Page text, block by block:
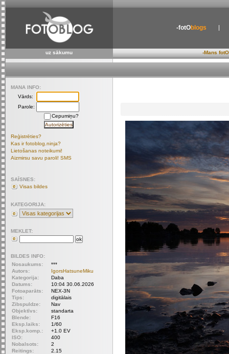
-fotOblogs
uz sākumu -Mans
MANA INFO:
Vārds:
Parole:
Cepumiņu?
Reģistrēties?
Kas ir fotoblog.ninja?
Lietošanas noteikumi!
Aizmirsu savu paroli! SMS
SAĪSNES:
Visas bildes
KATEGORIJA:
MEKLET:
BILDES INFO:
Nosaukums:
***
Autors:
IgorsHatsuneMiku
Kategorija:
Daba
Datums:
10:04 30.06.2026
Fotoaparāts:
NEX-3N
Tips:
digitālais
Zibspuldze:
Nav
Objektīvs:
standarta
Blende:
F16
Eksp.laiks:
1/60
Eksp.komp.:
+1.0 EV
ISO:
400
Nobalsots:
2
Reitings:
2.15